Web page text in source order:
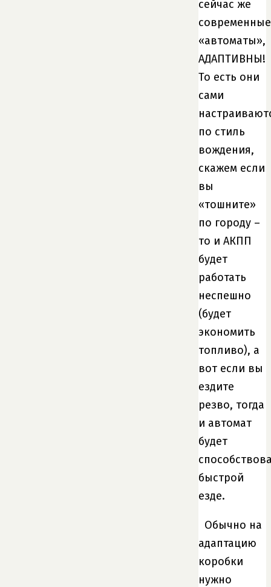
сейчас же
современные
«автоматы»,
АДАПТИВНЫ!
То есть они
сами
по стиль
вождения,
скажем если
вы
«тошните»
по городу –
то и АКПП
будет
работать
неспешно
(будет
экономить
топливо), а
вот если вы
ездите
резво, тогда
и автомат
будет
быстрой
езде.
Обычно на
адаптацию
коробки
нужно